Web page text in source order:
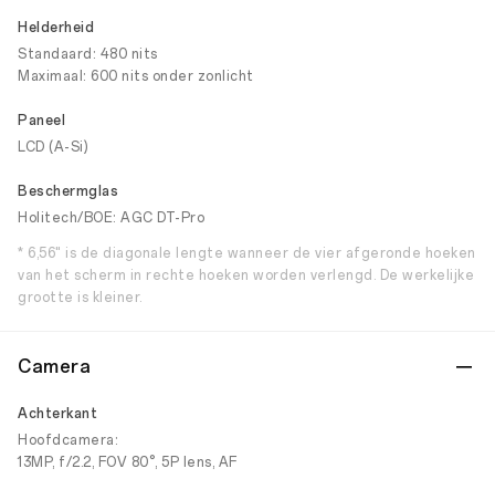
Helderheid
Standaard: 480 nits
Maximaal: 600 nits onder zonlicht
Paneel
LCD (A-Si)
Beschermglas
Holitech/BOE: AGC DT-Pro
* 6,56" is de diagonale lengte wanneer de vier afgeronde hoeken
van het scherm in rechte hoeken worden verlengd. De werkelijke
grootte is kleiner.
Camera
Achterkant
Hoofdcamera:
13MP, f/2.2, FOV 80°, 5P lens, AF